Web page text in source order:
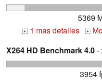
5369
+ 1 mas detalles +
X264 HD Benchmark 4.0-
3954